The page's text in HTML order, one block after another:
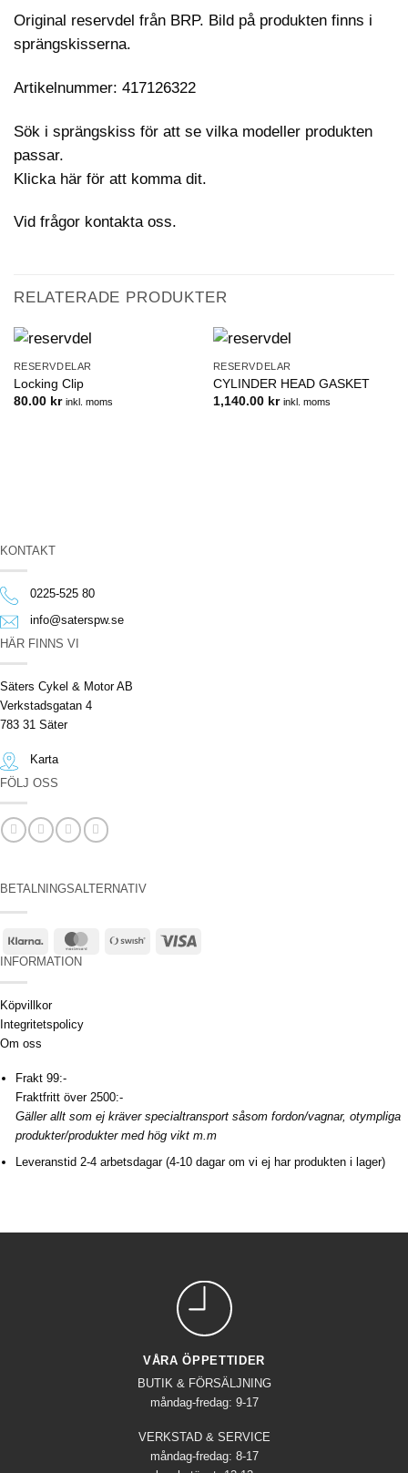
Original reservdel från BRP. Bild på produkten finns i
sprängskisserna.
Artikelnummer: 417126322
Sök i sprängskiss för att se vilka modeller produkten
passar.
Klicka här för att komma dit.
Vid frågor kontakta oss.
RELATERADE PRODUKTER
RESERVDELAR
Locking Clip
80.00 kr inkl. moms
RESERVDELAR
CYLINDER HEAD GASKET
1,140.00 kr inkl. moms
KONTAKT
0225-525 80
info@saterspw.se
HÄR FINNS VI
Säters Cykel & Motor AB
Verkstadsgatan 4
783 31 Säter
Karta
FÖLJ OSS
BETALNINGSALTERNATIV
Klarna MasterCardSwish
INFORMATION
Köpvillkor
Integritetspolicy
Om oss
Frakt 99:-
Fraktfritt över 2500:-
Gäller allt som ej kräver specialtransport såsom fordon/vagnar, otympliga
produkter/produkter med hög vikt m.m
Leveranstid 2-4 arbetsdagar (4-10 dagar om vi ej har produkten i lager)
VÅRA ÖPPETTIDER
BUTIK & FÖRSÄLJNING
måndag-fredag: 9-17
VERKSTAD & SERVICE
måndag-fredag: 8-17